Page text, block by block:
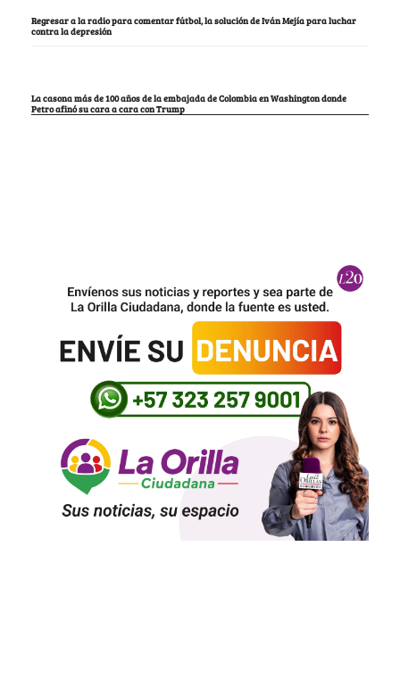
Regresar a la radio para comentar fútbol, la solución de Iván Mejía para luchar
contra la depresión
La casona más de 100 años de la embajada de Colombia en Washington donde
Petro afinó su cara a cara con Trump